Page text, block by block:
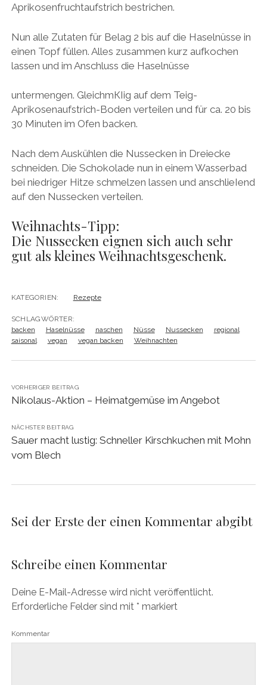
Aprikosenfruchtaufstrich bestrichen.
Nun alle Zutaten für Belag 2 bis auf die Haselnüsse in
einen Topf füllen. Alles zusammen kurz aufkochen
lassen und im Anschluss die Haselnüsse
untermengen. GleichmКІig auf dem Teig-
Aprikosenaufstrich-Boden verteilen und für ca. 20 bis
30 Minuten im Ofen backen.
Nach dem Auskühlen die Nussecken in Dreiecke
schneiden. Die Schokolade nun in einem Wasserbad
bei niedriger Hitze schmelzen lassen und anschlieІend
auf den Nussecken verteilen.
Weihnachts-Tipp:
Die Nussecken eignen sich auch sehr
gut als kleines Weihnachtsgeschenk.
KATEGORIEN: Rezepte
SCHLAGWÖRTER:
backen
Haselnüsse naschen Nüsse Nussecken
regional
saisonal
vegan vegan backen Weihnachten
VORHERIGER BEITRAG
Nikolaus-Aktion – Heimatgemüse im Angebot
NÄCHSTER BEITRAG
Sauer macht lustig: Schneller Kirschkuchen mit Mohn
vom Blech
Sei der Erste der einen Kommentar abgibt
Schreibe einen Kommentar
Deine E-Mail-Adresse wird nicht veröffentlicht.
Erforderliche Felder sind mit * markiert
Kommentar